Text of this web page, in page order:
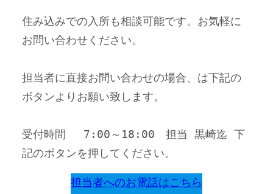
住み込みでの入所も相談可能です。お気軽に
お問い合わせください。
担当者に直接お問い合わせの場合、は下記の
ボタンよりお願い致します。
受付時間　 7:00～18:00　担当 黒崎迄 下
記のボタンを押してください。
担当者へのお電話はこちら